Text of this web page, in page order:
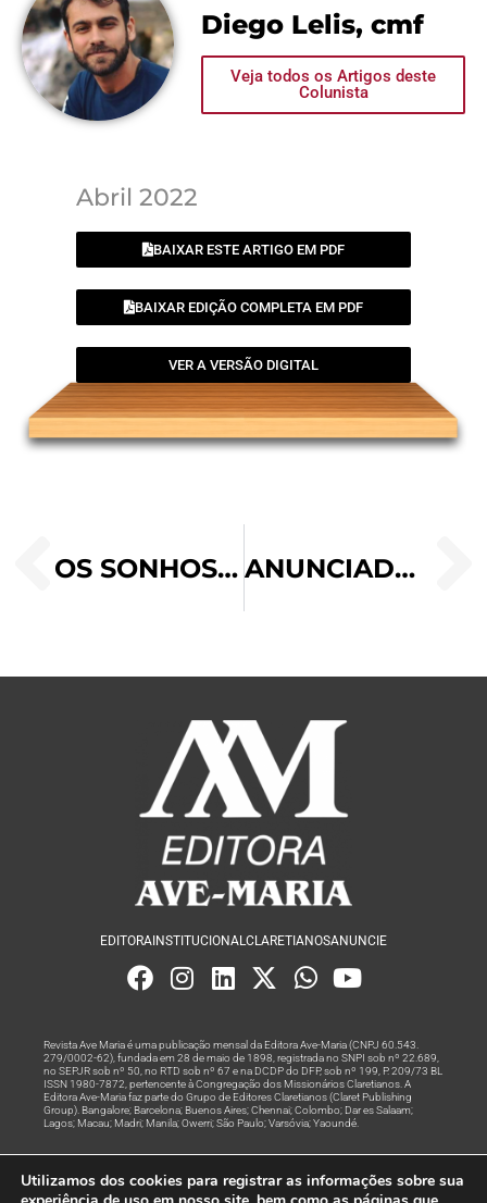
Diego Lelis, cmf
Veja todos os Artigos deste
Colunista
Abril 2022
BAIXAR ESTE ARTIGO EM PDF
BAIXAR EDIÇÃO COMPLETA EM PDF
VER A VERSÃO DIGITAL
OS SONHOS DE SANTA PAULINA ANUNCIADORES DA DIVINA MISERICÓRDIA
EDITORA INSTITUCIONALCLARETIANOSANUNCIE
Revista Ave Maria é uma publicação mensal da Editora Ave-Maria (CNPJ 60.543.
279/0002-62), fundada em 28 de maio de 1898, registrada no SNPI sob nº 22.689,
no SEPJR sob nº 50, no RTD sob nº 67 e na DCDP do DFP, sob nº 199, P. 209/73 BL
ISSN 1980-7872, pertencente à Congregação dos Missionários Claretianos. A
Editora Ave-Maria faz parte do Grupo de Editores Claretianos (Claret Publishing
Group). Bangalore; Barcelona; Buenos Aires; Chennai; Colombo; Dar es Salaam;
Lagos; Macau; Madri; Manila; Owerri; São Paulo; Varsóvia; Yaoundé.
Rede
Utilizamos dos cookies para registrar as informações sobre sua